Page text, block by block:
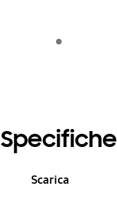
Specifiche
Scarica